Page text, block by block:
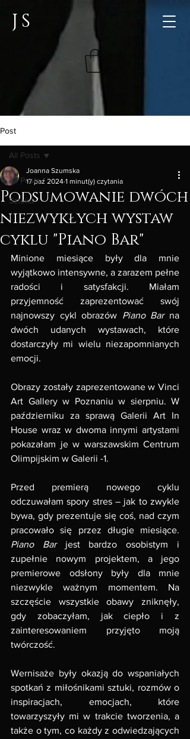
JS
Post
All Posts
Sztuka
All Posts
Podsumowanie dwóch
niezwykłych wystaw
cyklu "Piano Bar"
Joanna Szumska
17 paź 2024 1 minut(y) czytania
Minione miesiące były dla mnie
wyjątkowo intensywne, a zarazem pełne
radości i satysfakcji. Miałam
przyjemność zaprezentować swój
najnowszy cykl obrazów Piano Bar na
dwóch udanych wystawach, które
dostarczyły mi wielu niezapomnianych
emocji.
Obrazy zostały zaprezentowane w Vinci
Art Gallery w Poznaniu w sierpniu. W
październiku za sprawą Galerii Art In
House wraz w dwoma innymi artystami
pokazałam je w warszawskim Centrum
Olimpijskim w Galerii -1.
Przed premierą nowego cyklu
odczuwałam spory stres – jak to zwykle
bywa, gdy prezentuje się coś, nad czym
Piano Bar jest bardzo osobistym i
zupełnie nowym projektem, a jego
premierowe odsłony były dla mnie
niezwykle ważnym momentem. Na
szczęście wszystkie obawy zniknęły,
gdy zobaczyłam, jak ciepło i z
zainteresowaniem przyjęto moją
twórczość.
Wernisaże były okazją do wspaniałych
spotkań z miłośnikami sztuki, rozmów o
inspiracjach, emocjach, które
towarzyszyły mi w trakcie tworzenia, a
także o tym, co każdy z odwiedzających